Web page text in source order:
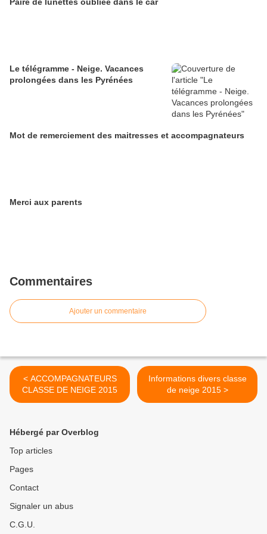
Le télégramme - Neige. Vacances
prolongées dans les Pyrénées
Mot de remerciement des maitresses et accompagnateurs
Merci aux parents
Commentaires
Ajouter un commentaire
< ACCOMPAGNATEURS
CLASSE DE NEIGE 2015
Informations divers classe
de neige 2015 >
Hébergé par Overblog
Top articles
Pages
Contact
Signaler un abus
C.G.U.